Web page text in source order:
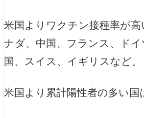
米国よりワクチン接種率が
ナダ、中国、フランス、ド
国、スイス、イギリスなど。
米国より累計陽性者の多い国